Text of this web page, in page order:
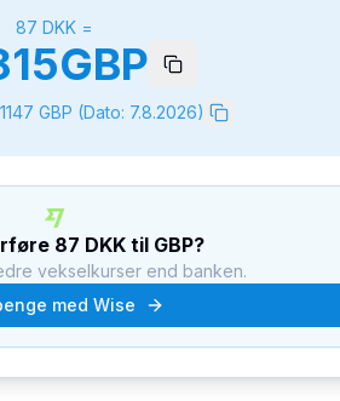
87 DKK =
GBP
GBP (Dato: 7.8.2026)
87 DKKtil GBP?
vekselkurser end banken.
med Wise